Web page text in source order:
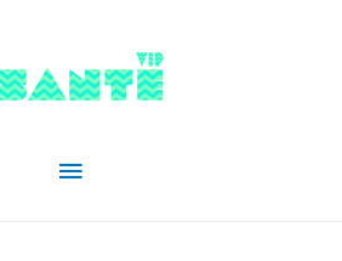
Menu